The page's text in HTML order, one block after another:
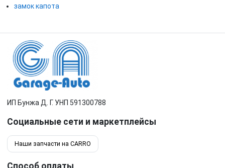
замок капота
ИП Бунжа Д. Г. УНП 591300788
Социальные сети и маркетплейсы
Наши запчасти на CARRO
Способ оплаты